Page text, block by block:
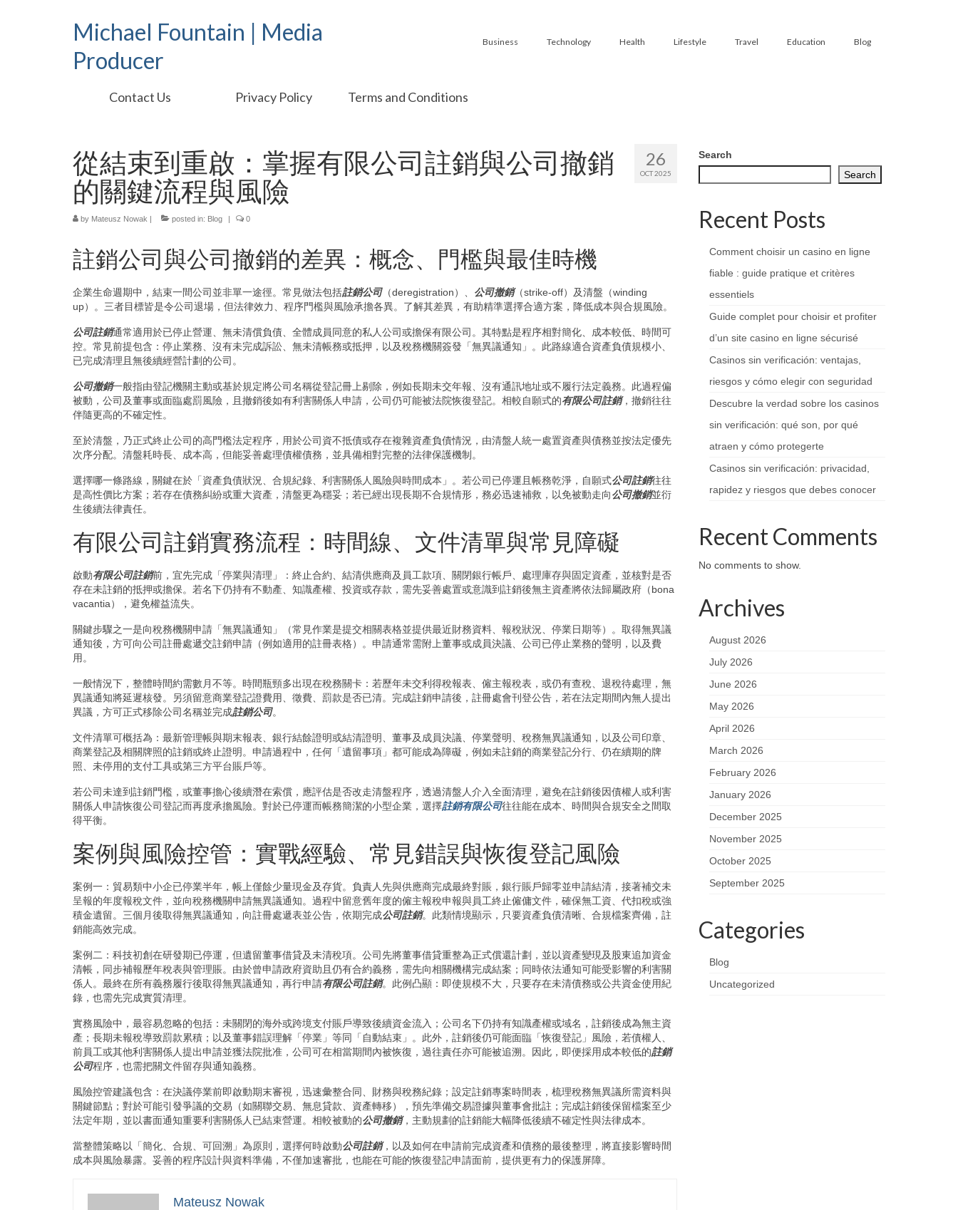
Michael Fountain | Media
Producer
Business Technology Health Lifestyle Travel Education Blog
Contact Us Privacy Policy Terms and Conditions
26
OCT 2025
從結束到重啟：掌握有限公司註銷與公司撤銷
的關鍵流程與風險
by Mateusz Nowak | posted in: Blog | 0
註銷公司與公司撤銷的差異：概念、門檻與最佳時機
企業生命週期中，結束一間公司並非單一途徑。常見做法包括註銷公司（deregistration）、 公司撤銷（strike-off）及清盤（winding
up）。三者目標皆是令公司退場，但法律效力、程序門檻與風險承擔各異。了解其差異，有助精準選擇合適方案，降低成本與合規風險。
公司註銷通常適用於已停止營運、無未清償負債、全體成員同意的私人公司或擔保有限公司。其特點是程序相對簡化、成本較低、時間可
控。常見前提包含：停止業務、沒有未完成訴訟、無未清帳務或抵押，以及稅務機關簽發「無異議通知」。此路線適合資產負債規模小、
已完成清理且無後續經營計劃的公司。
公司撤銷一般指由登記機關主動或基於規定將公司名稱從登記冊上剔除，例如長期未交年報、沒有通訊地址或不履行法定義務。此過程偏
被動，公司及董事或面臨處罰風險，且撤銷後如有利害關係人申請，公司仍可能被法院恢復登記。相較自願式的有限公司註銷，撤銷往往
伴隨更高的不確定性。
至於清盤，乃正式終止公司的高門檻法定程序，用於公司資不抵債或存在複雜資產負債情況，由清盤人統一處置資產與債務並按法定優先
次序分配。清盤耗時長、成本高，但能妥善處理債權債務，並具備相對完整的法律保護機制。
選擇哪一條路線，關鍵在於「資產負債狀況、合規紀錄、利害關係人風險與時間成本」。若公司已停運且帳務乾淨，自願式公司註銷往往
是高性價比方案；若存在債務糾紛或重大資產，清盤更為穩妥；若已經出現長期不合規情形，務必迅速補救，以免被動走向公司撤銷並衍
生後續法律責任。
有限公司註銷實務流程：時間線、文件清單與常見障礙
啟動有限公司註銷前，宜先完成「停業與清理」：終止合約、結清供應商及員工款項、關閉銀行帳戶、處理庫存與固定資產，並核對是否
存在未註銷的抵押或擔保。若名下仍持有不動產、知識產權、投資或存款，需先妥善處置或意識到註銷後無主資產將依法歸屬政府（bona
vacantia），避免權益流失。
關鍵步驟之一是向稅務機關申請「無異議通知」（常見作業是提交相關表格並提供最近財務資料、報稅狀況、停業日期等）。取得無異議
通知後，方可向公司註冊處遞交註銷申請（例如適用的註冊表格）。申請通常需附上董事或成員決議、公司已停止業務的聲明，以及費
用。
一般情況下，整體時間約需數月不等。時間瓶頸多出現在稅務關卡：若歷年未交利得稅報表、僱主報稅表，或仍有查稅、退稅待處理，無
異議通知將延遲核發。另須留意商業登記證費用、徵費、罰款是否已清。完成註銷申請後，註冊處會刊登公告，若在法定期間內無人提出
異議，方可正式移除公司名稱並完成註銷公司。
文件清單可概括為：最新管理帳與期末報表、銀行結餘證明或結清證明、董事及成員決議、停業聲明、稅務無異議通知，以及公司印章、
商業登記及相關牌照的註銷或終止證明。申請過程中，任何「遺留事項」都可能成為障礙，例如未註銷的商業登記分行、仍在續期的牌
照、未停用的支付工具或第三方平台賬戶等。
若公司未達到註銷門檻，或董事擔心後續潛在索償，應評估是否改走清盤程序，透過清盤人介入全面清理，避免在註銷後因債權人或利害
關係人申請恢復公司登記而再度承擔風險。對於已停運而帳務簡潔的小型企業，選擇註銷有限公司往往能在成本、時間與合規安全之間取
得平衡。
案例與風險控管：實戰經驗、常見錯誤與恢復登記風險
案例一：貿易類中小企已停業半年，帳上僅餘少量現金及存貨。負責人先與供應商完成最終對賬，銀行賬戶歸零並申請結清，接著補交未
呈報的年度報稅文件，並向稅務機關申請無異議通知。過程中留意舊年度的僱主報稅申報與員工終止僱傭文件，確保無工資、代扣稅或強
積金遺留。三個月後取得無異議通知，向註冊處遞表並公告，依期完成公司註銷。此類情境顯示，只要資產負債清晰、合規檔案齊備，註
銷能高效完成。
案例二：科技初創在研發期已停運，但遺留董事借貸及未清稅項。公司先將董事借貸重整為正式償還計劃，並以資產變現及股東追加資金
清帳，同步補報歷年稅表與管理賬。由於曾申請政府資助且仍有合約義務，需先向相關機構完成結案；同時依法通知可能受影響的利害關
係人。最終在所有義務履行後取得無異議通知，再行申請有限公司註銷。此例凸顯：即使規模不大，只要存在未清債務或公共資金使用紀
錄，也需先完成實質清理。
實務風險中，最容易忽略的包括：未關閉的海外或跨境支付賬戶導致後續資金流入；公司名下仍持有知識產權或域名，註銷後成為無主資
產；長期未報稅導致罰款累積；以及董事錯誤理解「停業」等同「自動結束」。此外，註銷後仍可能面臨「恢復登記」風險，若債權人、
前員工或其他利害關係人提出申請並獲法院批准，公司可在相當期間內被恢復，過往責任亦可能被追溯。因此，即便採用成本較低的註銷
公司程序，也需把關文件留存與通知義務。
風險控管建議包含：在決議停業前即啟動期末審視，迅速彙整合同、財務與稅務紀錄；設定註銷專案時間表，梳理稅務無異議所需資料與
關鍵節點；對於可能引發爭議的交易（如關聯交易、無息貸款、資產轉移），預先準備交易證據與董事會批註；完成註銷後保留檔案至少
法定年期，並以書面通知重要利害關係人已結束營運。相較被動的公司撤銷，主動規劃的註銷能大幅降低後續不確定性與法律成本。
當整體策略以「簡化、合規、可回溯」為原則，選擇何時啟動公司註銷，以及如何在申請前完成資產和債務的最後整理，將直接影響時間
成本與風險暴露。妥善的程序設計與資料準備，不僅加速審批，也能在可能的恢復登記申請面前，提供更有力的保護屏障。
Mateusz Nowak
Search
Search
Recent Posts
Comment choisir un casino en ligne
fiable : guide pratique et critères
essentiels
Guide complet pour choisir et profiter
d’un site casino en ligne sécurisé
Casinos sin verificación: ventajas,
riesgos y cómo elegir con seguridad
Descubre la verdad sobre los casinos
sin verificación: qué son, por qué
atraen y cómo protegerte
Casinos sin verificación: privacidad,
rapidez y riesgos que debes conocer
Recent Comments
No comments to show.
Archives
August 2026
July 2026
June 2026
May 2026
April 2026
March 2026
February 2026
January 2026
December 2025
November 2025
October 2025
September 2025
Categories
Blog
Uncategorized